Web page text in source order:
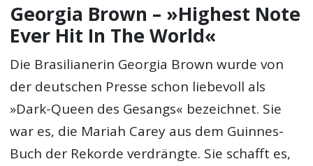
Georgia Brown – »Highest Note
Ever Hit In The World«
Die Brasilianerin Georgia Brown wurde von
der deutschen Presse schon liebevoll als
»Dark-Queen des Gesangs« bezeichnet. Sie
war es, die Mariah Carey aus dem Guinnes-
Buch der Rekorde verdrängte. Sie schafft es,